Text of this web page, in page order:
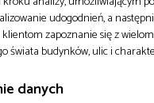
udogodnień, a
zapoznanie się z
świata budynków, ulic i
danych